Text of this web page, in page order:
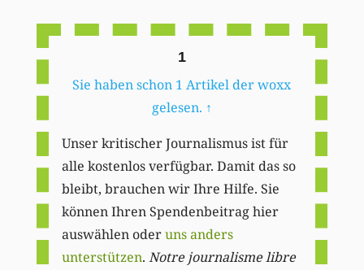
1
Sie haben schon 1 Artikel der woxx
gelesen. ↑
Unser kritischer Journalismus ist für
alle kostenlos verfügbar. Damit das so
bleibt, brauchen wir Ihre Hilfe. Sie
können Ihren Spendenbeitrag hier
auswählen oderuns anders
unterstützen. Notre journalisme libre